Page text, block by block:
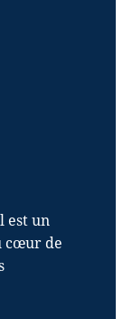
est un
cœur de